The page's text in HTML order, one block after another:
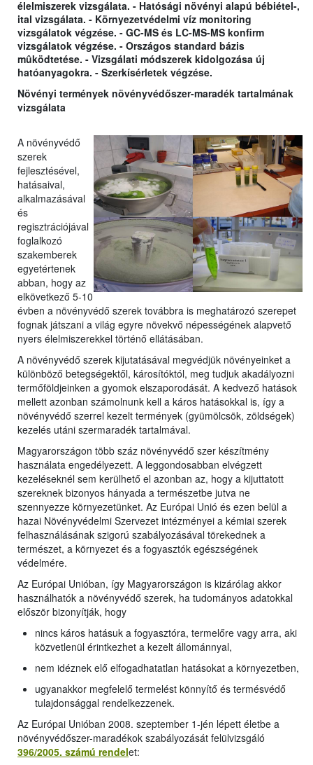
élelmiszerek vizsgálata. - Hatósági növényi alapú bébiétel-,
ital vizsgálata. - Környezetvédelmi víz monitoring
vizsgálatok végzése. - GC-MS és LC-MS-MS konfirm
vizsgálatok végzése. - Országos standard bázis
mûködtetése. - Vizsgálati módszerek kidolgozása új
hatóanyagokra. - Szerkísérletek végzése.
Növényi termények növényvédőszer-maradék tartalmának
vizsgálata
A növényvédő
szerek
fejlesztésével,
hatásaival,
alkalmazásával
és
regisztrációjával
foglalkozó
szakemberek
egyetértenek
abban, hogy az
elkövetkező 5-10
évben a növényvédő szerek továbbra is meghatározó szerepet
fognak játszani a világ egyre növekvő népességének alapvető
nyers élelmiszerekkel történő ellátásában.
A növényvédő szerek kijutatásával megvédjük növényeinket a
különböző betegségektől, károsítóktól, meg tudjuk akadályozni
termőföldjeinken a gyomok elszaporodását. A kedvező hatások
mellett azonban számolnunk kell a káros hatásokkal is, így a
növényvédő szerrel kezelt termények (gyümölcsök, zöldségek)
kezelés utáni szermaradék tartalmával.
Magyarországon több száz növényvédő szer készítmény
használata engedélyezett. A leggondosabban elvégzett
kezeléseknél sem kerülhető el azonban az, hogy a kijuttatott
szereknek bizonyos hányada a természetbe jutva ne
szennyezze környezetünket. Az Európai Unió és ezen belül a
hazai Növényvédelmi Szervezet intézményei a kémiai szerek
felhasználásának szigorú szabályozásával törekednek a
természet, a környezet és a fogyasztók egészségének
védelmére.
Az Európai Unióban, így Magyarországon is kizárólag akkor
használhatók a növényvédő szerek, ha tudományos adatokkal
először bizonyítják, hogy
nincs káros hatásuk a fogyasztóra, termelőre vagy arra, aki
közvetlenül érintkezhet a kezelt állománnyal,
nem idéznek elő elfogadhatatlan hatásokat a környezetben,
ugyanakkor megfelelő termelést könnyítő és termésvédő
tulajdonsággal rendelkezzenek.
Az Európai Unióban 2008. szeptember 1-jén lépett életbe a
növényvédőszer-maradékok szabályozását felülvizsgáló
396/2005. számú rendelet: